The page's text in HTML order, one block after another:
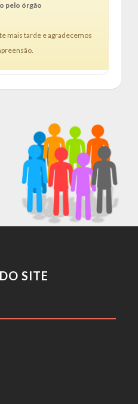
pelo órgão
mais tarde e agradecemos
SITE